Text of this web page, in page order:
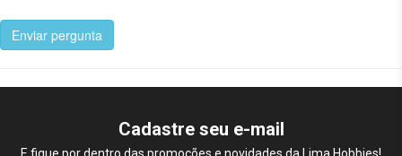
Enviar pergunta
Cadastre seu e-mail
E fique por dentro das promoções e novidades da Lima Hobbies!